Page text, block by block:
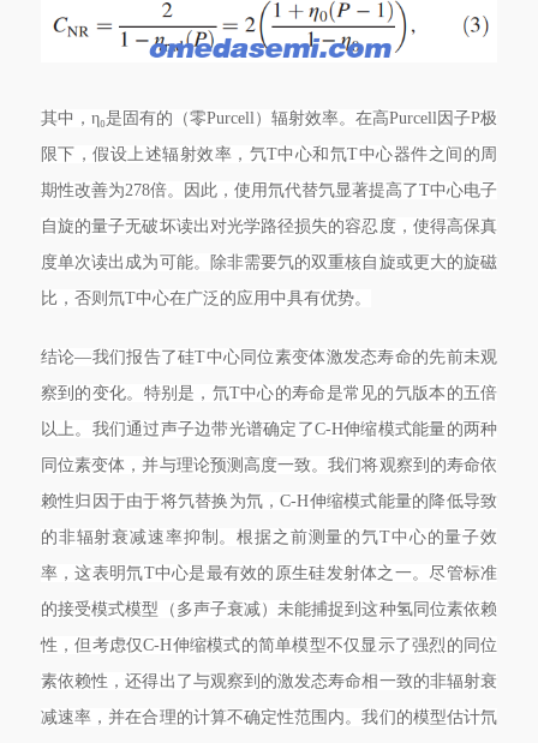
其中，η₀是固有的（零Purcell）辐射效率。在高Purcell因子P极
限下，假设上述辐射效率，氕T中心和氘T中心器件之间的周
期性改善为278倍。因此，使用氘代替氕显著提高了T中心电子
自旋的量子无破坏读出对光学路径损失的容忍度，使得高保真
度单次读出成为可能。除非需要氕的双重核自旋或更大的旋磁
比，否则氘T中心在广泛的应用中具有优势。
结论—我们报告了硅T中心同位素变体激发态寿命的先前未观
察到的变化。特别是，氘T中心的寿命是常见的氕版本的五倍
以上。我们通过声子边带光谱确定了C-H伸缩模式能量的两种
同位素变体，并与理论预测高度一致。我们将观察到的寿命依
赖性归因于由于将氕替换为氘，C-H伸缩模式能量的降低导致
的非辐射衰减速率抑制。根据之前测量的氕T中心的量子效
率，这表明氘T中心是最有效的原生硅发射体之一。尽管标准
的接受模式模型（多声子衰减）未能捕捉到这种氢同位素依赖
性，但考虑仅C-H伸缩模式的简单模型不仅显示了强烈的同位
素依赖性，还得出了与观察到的激发态寿命相一致的非辐射衰
减速率，并在合理的计算不确定性范围内。我们的模型估计氘